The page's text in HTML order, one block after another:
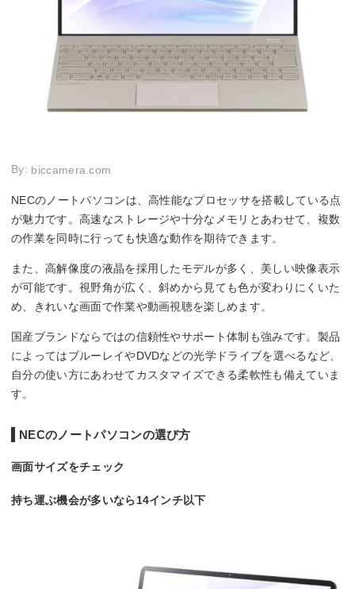
By: biccamera.com
NECのノートパソコンは、高性能なプロセッサを搭載している点
が魅力です。高速なストレージや十分なメモリとあわせて、複数
の作業を同時に行っても快適な動作を期待できます。
また、高解像度の液晶を採用したモデルが多く、美しい映像表示
が可能です。視野角が広く、斜めから見ても色が変わりにくいた
め、きれいな画面で作業や動画視聴を楽しめます。
国産ブランドならではの信頼性やサポート体制も強みです。製品
によってはブルーレイやDVDなどの光学ドライブを選べるなど、
自分の使い方にあわせてカスタマイズできる柔軟性も備えていま
す。
NECのノートパソコンの選び方
画面サイズをチェック
持ち運ぶ機会が多いなら14インチ以下